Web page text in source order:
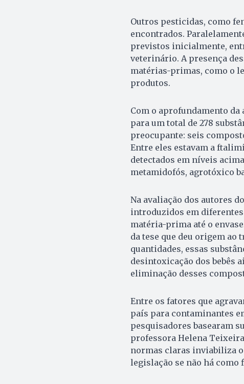
Outros pesticidas, como
encontrados.
previstos inicialmente,
veterinário. A presença
matérias-primas, como o
produtos.
Com o aprofundamento
para um total de 278
preocupante: seis
Entre eles estavam a
detectados em níveis
metamidofós, agrotóxico
Na avaliação dos autores
introduzidos em diferentes
matéria-prima até o
da tese que deu origem ao
quantidades, essas
desintoxicação dos bebês
eliminação desses
Entre os fatores que
país para contaminantes
pesquisadores basearam
professora Helena
normas claras inviabiliza
legislação se não há como